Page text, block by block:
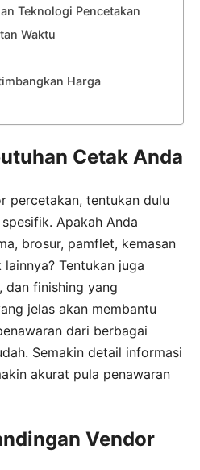
Teknologi Pencetakan
Waktu
Harga
Cetak Anda
percetakan, tentukan dulu
Apakah Anda
brosur, pamflet, kemasan
Tentukan juga
dan finishing yang
jelas akan membantu
dari berbagai
Semakin detail informasi
akurat pula penawaran
Vendor